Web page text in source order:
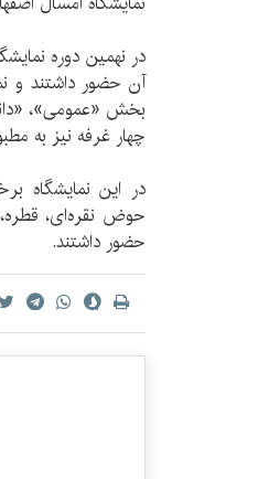
آن حضور داشتند و
بخش «عمومی»،
چهار غرفه نیز به
در این نمایشگاه
حوض نقره‌ای،
حضور داشتند.